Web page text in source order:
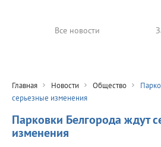
Все новости
Главная Новости Общество
серьезные изменения
Парковки Белгорода ждут
изменения